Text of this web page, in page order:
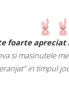
foarte
si masinutele
in timpul